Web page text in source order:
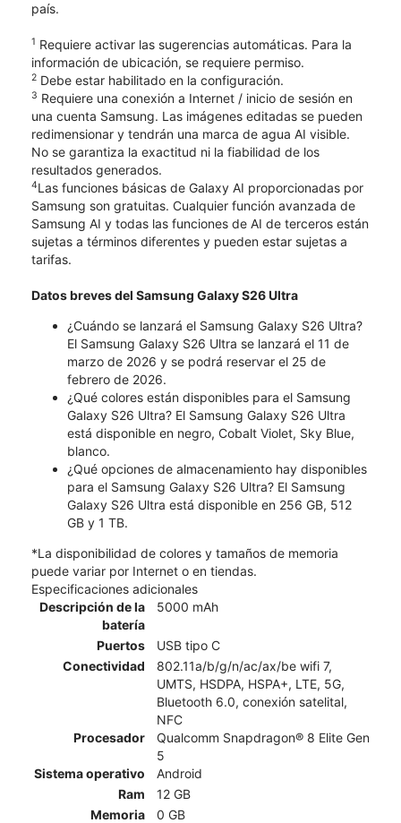
país.
1 Requiere activar las sugerencias automáticas. Para la
información de ubicación, se requiere permiso.
2 Debe estar habilitado en la configuración.
3 Requiere una conexión a Internet / inicio de sesión en
una cuenta Samsung. Las imágenes editadas se pueden
redimensionar y tendrán una marca de agua AI visible.
No se garantiza la exactitud ni la fiabilidad de los
resultados generados.
4Las funciones básicas de Galaxy AI proporcionadas por
Samsung son gratuitas. Cualquier función avanzada de
Samsung AI y todas las funciones de AI de terceros están
sujetas a términos diferentes y pueden estar sujetas a
tarifas.
Datos breves del Samsung Galaxy S26 Ultra
¿Cuándo se lanzará el Samsung Galaxy S26 Ultra?
El Samsung Galaxy S26 Ultra se lanzará el 11 de
marzo de 2026 y se podrá reservar el 25 de
febrero de 2026.
¿Qué colores están disponibles para el Samsung
Galaxy S26 Ultra? El Samsung Galaxy S26 Ultra
está disponible en negro, Cobalt Violet, Sky Blue,
blanco.
¿Qué opciones de almacenamiento hay disponibles
para el Samsung Galaxy S26 Ultra? El Samsung
Galaxy S26 Ultra está disponible en 256 GB, 512
GB y 1 TB.
*La disponibilidad de colores y tamaños de memoria
puede variar por Internet o en tiendas.
Especificaciones adicionales
Descripción de la
batería
5000 mAh
Puertos
USB tipo C
Conectividad
802.11a/b/g/n/ac/ax/be wifi 7,
UMTS, HSDPA, HSPA+, LTE, 5G,
Bluetooth 6.0, conexión satelital,
NFC
Procesador
Qualcomm Snapdragon® 8 Elite Gen
5
Sistema operativo
Android
Ram
12 GB
Memoria
0 GB